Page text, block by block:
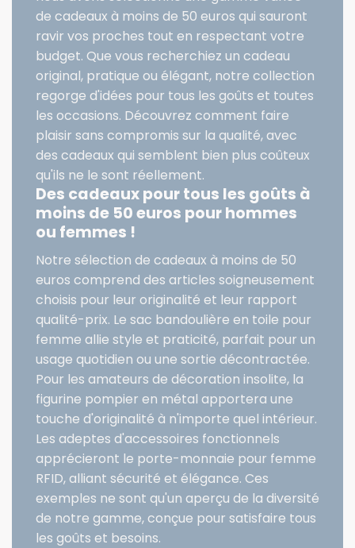
de cadeaux à moins de 50 euros qui sauront
ravir vos proches tout en respectant votre
budget. Que vous recherchiez un cadeau
original, pratique ou élégant, notre collection
regorge d'idées pour tous les goûts et toutes
les occasions. Découvrez comment faire
plaisir sans compromis sur la qualité, avec
des cadeaux qui semblent bien plus coûteux
qu'ils ne le sont réellement.
Des cadeaux pour tous les goûts à
moins de 50 euros pour hommes
ou femmes !
Notre sélection de cadeaux à moins de 50
euros comprend des articles soigneusement
choisis pour leur originalité et leur rapport
qualité-prix. Le sac bandoulière en toile pour
femme allie style et praticité, parfait pour un
usage quotidien ou une sortie décontractée.
Pour les amateurs de décoration insolite, la
figurine pompier en métal apportera une
touche d'originalité à n'importe quel intérieur.
Les adeptes d'accessoires fonctionnels
apprécieront le porte-monnaie pour femme
RFID, alliant sécurité et élégance. Ces
exemples ne sont qu'un aperçu de la diversité
de notre gamme, conçue pour satisfaire tous
les goûts et besoins.